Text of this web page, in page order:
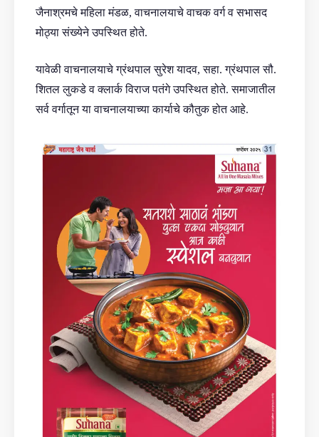
जैनाश्रमचे महिला मंडळ, वाचनालयाचे वाचक वर्ग व सभासद
मोठ्या संख्येने उपस्थित होते.
यावेळी वाचनालयाचे ग्रंथपाल सुरेश यादव, सहा. ग्रंथपाल सौ.
शितल लुकडे व क्लार्क विराज पतंगे उपस्थित होते. समाजातील
सर्व वर्गातून या वाचनालयाच्या कार्याचे कौतुक होत आहे.